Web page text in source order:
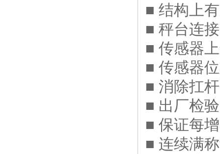
■ 结构上
■ 秤台连
■ 传感器
■ 传感器
■ 消除扛
■ 出厂检
■ 保证每
■ 连续满